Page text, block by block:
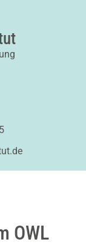
OWL